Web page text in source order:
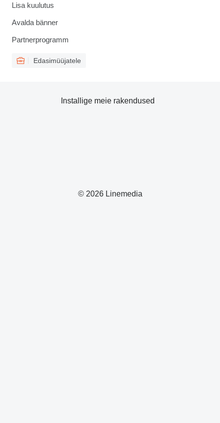
Lisa kuulutus
Avalda bänner
Partnerprogramm
Edasimüüjatele
© 2026 Linemedia
Installige meie rakendused